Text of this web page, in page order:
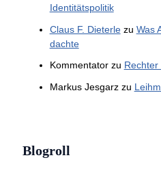
Identitätspolitik
Claus F. Dieterlezu Was
dachte
Kommentatorzu Rechter
Markus Jesgarzzu
Blogroll